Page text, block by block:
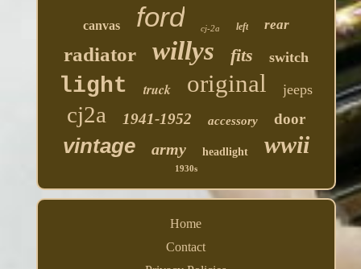
canvas ford cj-2a left rear
radiator willys fits switch
light truck original jeeps
cj2a 1941-1952 accessory door
vintage army headlight wwii
1930s
Home
Contact